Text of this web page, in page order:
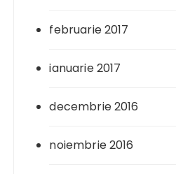
februarie 2017
ianuarie 2017
decembrie 2016
noiembrie 2016